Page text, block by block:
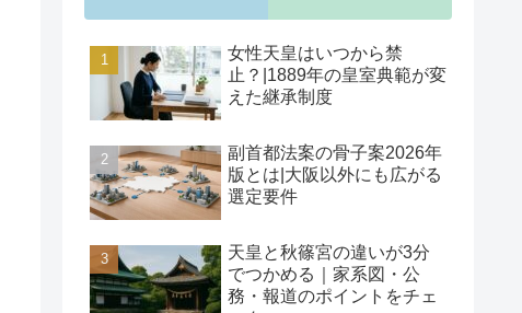
女性天皇はいつから禁
止？|1889年の皇室典範が変
えた継承制度
副首都法案の骨子案2026年
版とは|大阪以外にも広がる
選定要件
天皇と秋篠宮の違いが3分
でつかめる｜家系図・公
務・報道のポイントをチェ